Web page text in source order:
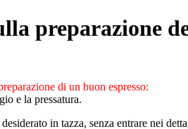
preparazione
di un buon espresso:
e la pressatura.
in tazza, senza entrare nei